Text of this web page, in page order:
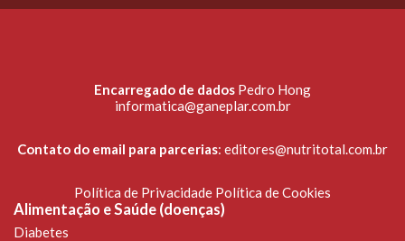
Encarregado de dados Pedro Hong
informatica@ganeplar.com.br
Contato do email para parcerias: editores@nutritotal.com.br
Política de Privacidade Política de Cookies
Alimentação e Saúde (doenças)
Diabetes